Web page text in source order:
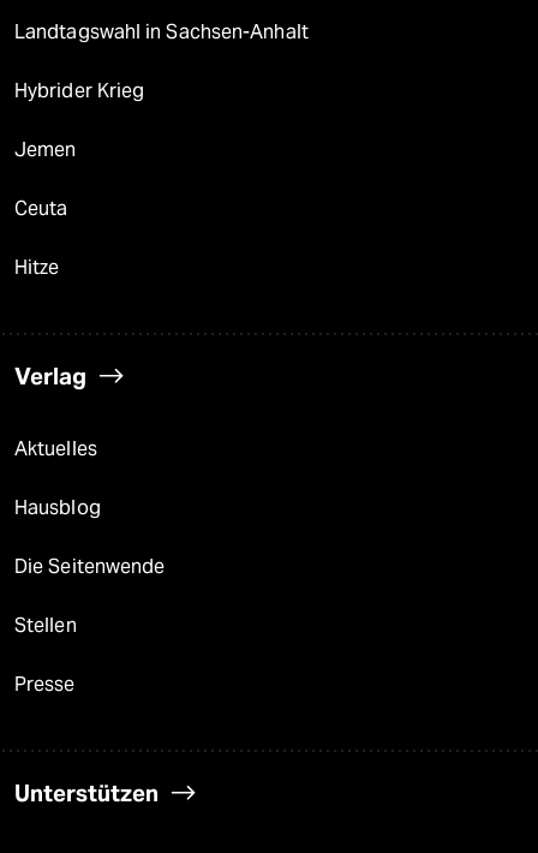
Landtagswahl in Sachsen-Anhalt
Hybrider Krieg
Jemen
Ceuta
Hitze
Verlag
Aktuelles
Hausblog
Die Seitenwende
Stellen
Presse
Unterstützen